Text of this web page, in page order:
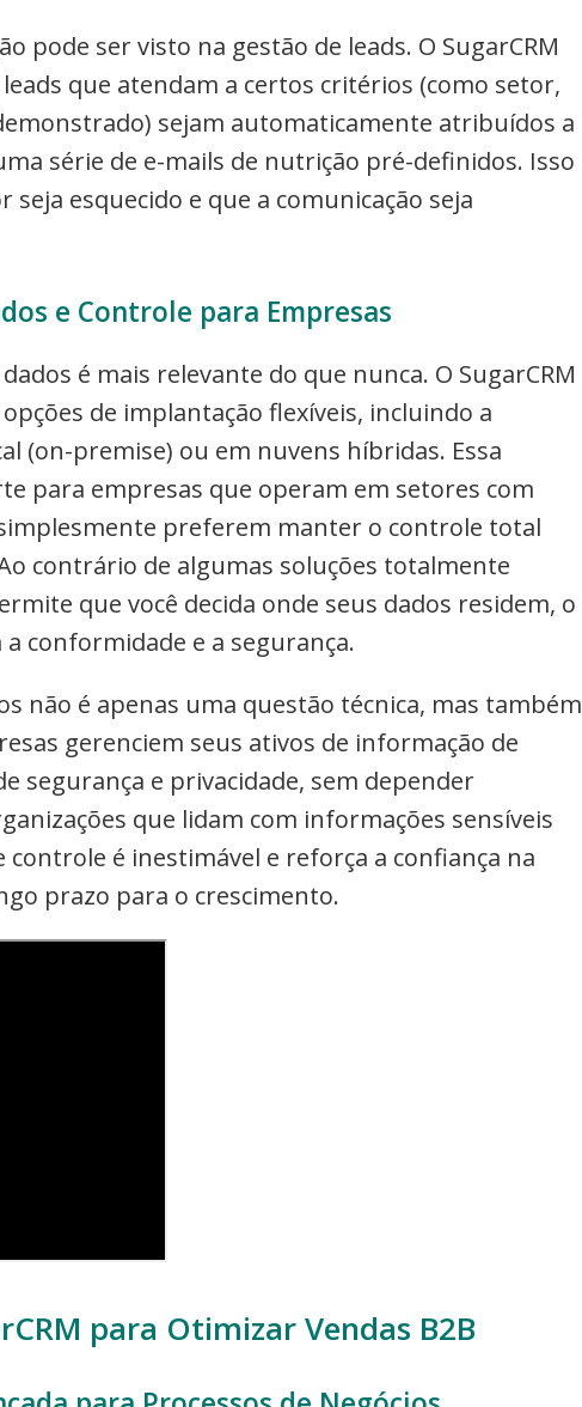
pode ser visto na gestão de leads. O SugarCRM
que atendam a certos critérios (como setor,
sejam automaticamente atribuídos a
série de e-mails de nutrição pré-definidos. Isso
esquecido e que a comunicação seja
e Controle para Empresas
é mais relevante do que nunca. O SugarCRM
de implantação flexíveis, incluindo a
(on-premise) ou em nuvens híbridas. Essa
para empresas que operam em setores com
preferem manter o controle total
contrário de algumas soluções totalmente
que você decida onde seus dados residem, o
conformidade e a segurança.
não é apenas uma questão técnica, mas também
gerenciem seus ativos de informação de
segurança e privacidade, sem depender
que lidam com informações sensíveis
é inestimável e reforça a confiança na
prazo para o crescimento.
para Otimizar Vendas B2B